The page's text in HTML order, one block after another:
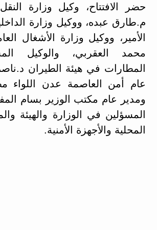
حضر الافتتاح، وكيل وزارة
م.طارق عبده، ووكيل وزارة
الأمير، ووكيل وزارة الأشغال
محمد العقربي، والوكيل
المطارات في هيئة الطيران
عام أمن العاصمة عدن اللواء
ومدير عام مكتب الوزير بسام
المسؤلين في الوزارة والهيئة
المحلية والأجهزة الأمنية.